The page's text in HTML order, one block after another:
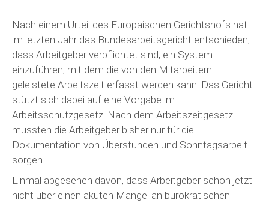
Nach einem Urteil des Europäischen Gerichtshofs hat
im letzten Jahr das Bundesarbeitsgericht entschieden,
dass Arbeitgeber verpflichtet sind, ein System
einzuführen, mit dem die von den Mitarbeitern
geleistete Arbeitszeit erfasst werden kann. Das Gericht
stützt sich dabei auf eine Vorgabe im
Arbeitsschutzgesetz. Nach dem Arbeitszeitgesetz
mussten die Arbeitgeber bisher nur für die
Dokumentation von Überstunden und Sonntagsarbeit
sorgen.
Einmal abgesehen davon, dass Arbeitgeber schon jetzt
nicht über einen akuten Mangel an bürokratischen